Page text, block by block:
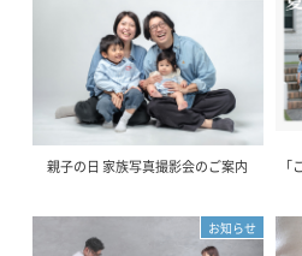
親子の日 家族写真撮影会のご案内
お知らせ